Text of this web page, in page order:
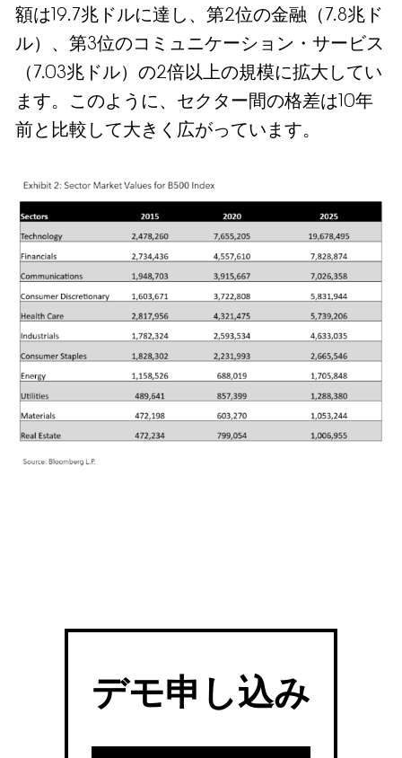
額は19.7兆ドルに達し、第2位の金融（7.8兆ド
ル）、第3位のコミュニケーション・サービス
（7.03兆ドル）の2倍以上の規模に拡大してい
ます。このように、セクター間の格差は10年
前と比較して大きく広がっています。
デモ申し込み